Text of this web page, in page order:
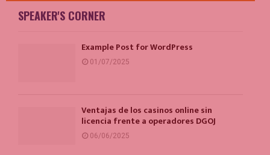
SPEAKER'S CORNER
Example Post for WordPress
01/07/2025
Ventajas de los casinos online sin
licencia frente a operadores DGOJ
06/06/2025